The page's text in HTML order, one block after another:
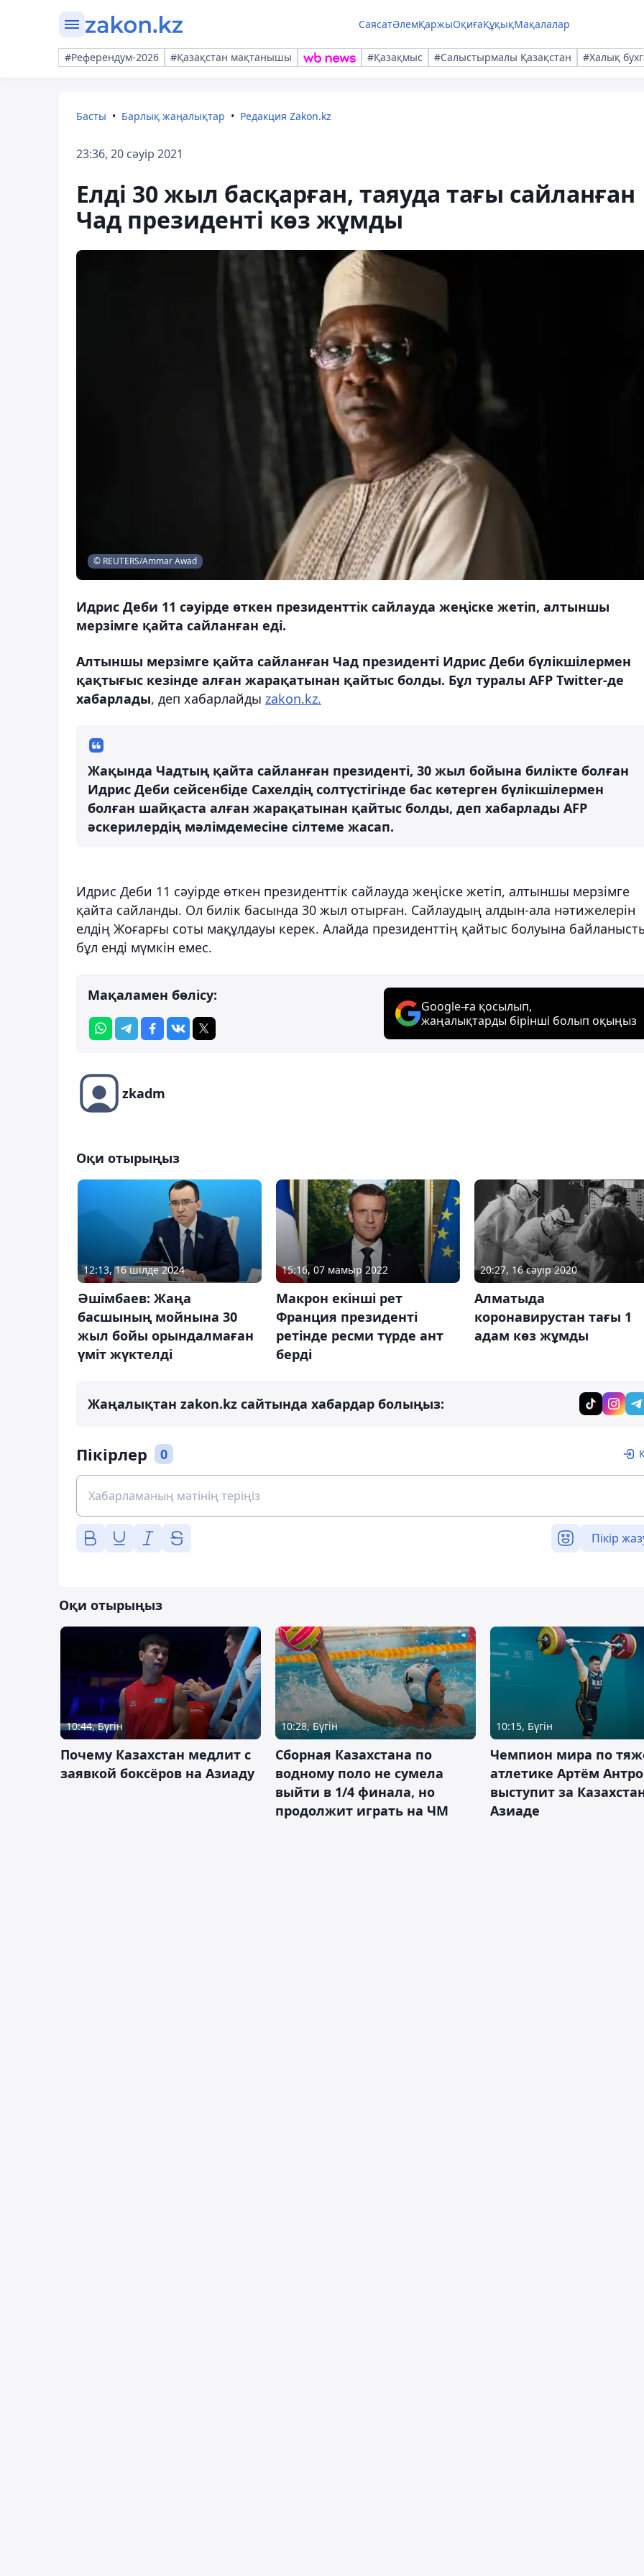
СаясатӘлемҚаржыОқиғаҚұқықМақалалар
#Референдум-2026 #Қазақстан мақтанышы #Қазақмыс #Салыстырмалы Қазақстан #Халық
Басты Барлық жаңалықтар Редакция Zakon.kz
23:36, 20 сәуір 2021
Елді 30 жыл басқарған, таяуда тағы сайланған
Чад президенті көз жұмды
© REUTERS/Ammar Awad
Идрис Деби 11 сәуірде өткен президенттік сайлауда жеңіске жетіп, алтыншы
мерзімге қайта сайланған еді.
Алтыншы мерзімге қайта сайланған Чад президенті Идрис Деби бүлікшілермен
қақтығыс кезінде алған жарақатынан қайтыс болды. Бұл туралы AFP Twitter-де
хабарлады, деп хабарлайды zakon.kz.
Жақында Чадтың қайта сайланған президенті, 30 жыл бойына билікте болған
Идрис Деби сейсенбіде Сахелдің солтүстігінде бас көтерген бүлікшілермен
болған шайқаста алған жарақатынан қайтыс болды, деп хабарлады AFP
әскерилердің мәлімдемесіне сілтеме жасап.
Идрис Деби 11 сәуірде өткен президенттік сайлауда жеңіске жетіп, алтыншы мерзімге
қайта сайланды. Ол билік басында 30 жыл отырған. Сайлаудың алдын-ала нәтижелерін
елдің Жоғарғы соты мақұлдауы керек. Алайда президенттің қайтыс болуына
бұл енді мүмкін емес.
Мақаламен бөлісу:
Google-ға қосылып,
жаңалықтарды бірінші болып оқыңыз
zkadm
Оқи отырыңыз
12:13, 16 шілде 2024
Әшімбаев: Жаңа
басшының мойнына 30
жыл бойы орындалмаған
үміт жүктелді
15:16, 07 мамыр 2022
Макрон екінші рет
Франция президенті
ретінде ресми түрде ант
берді
20:27, 16 сәуір 2020
Алматыда
коронавирустан тағы 1
адам көз жұмды
Жаңалықтан zakon.kz сайтында хабардар болыңыз:
Пікірлер 0
Пікір
Оқи отырыңыз
10:44, Бүгін
Почему Казахстан медлит с
заявкой боксёров на Азиаду
10:28, Бүгін
Сборная Казахстана по
водному поло не сумела
выйти в 1/4 финала, но
продолжит играть на ЧМ
10:15, Бүгін
Чемпион мира по
атлетике Артём
выступит за
Азиаде